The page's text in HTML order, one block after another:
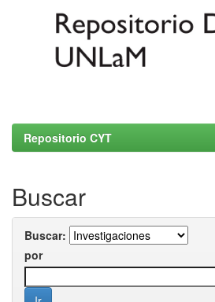
Repositorio CYT
Buscar
Buscar:
por